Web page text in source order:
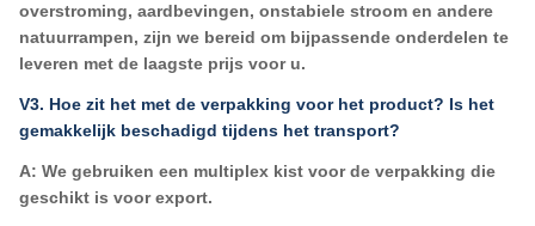
overstroming, aardbevingen, onstabiele stroom en andere
natuurrampen, zijn we bereid om bijpassende onderdelen te
leveren met de laagste prijs voor u.
V3. Hoe zit het met de verpakking voor het product? Is het
gemakkelijk beschadigd tijdens het transport?
A: We gebruiken een multiplex kist voor de verpakking die
geschikt is voor export.